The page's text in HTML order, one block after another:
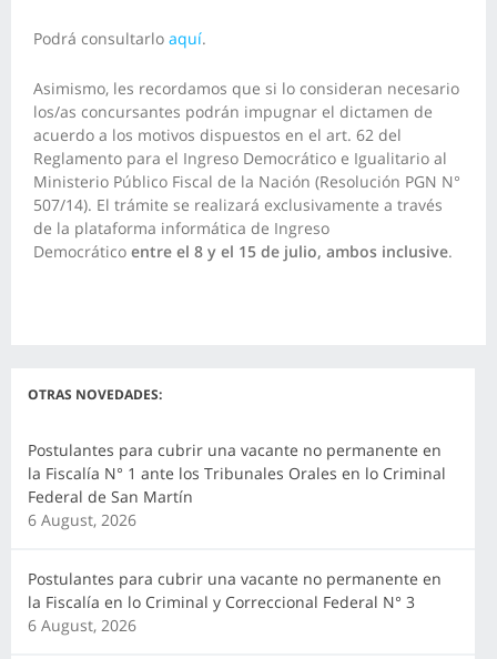
Podrá consultarlo aquí.
Asimismo, les recordamos que si lo consideran necesario
los/as concursantes podrán impugnar el dictamen de
acuerdo a los motivos dispuestos en el art. 62 del
Reglamento para el Ingreso Democrático e Igualitario al
Ministerio Público Fiscal de la Nación (Resolución PGN N°
507/14). El trámite se realizará exclusivamente a través
de la plataforma informática de Ingreso
Democrático entre el 8 y el 15 de julio, ambos inclusive.
OTRAS NOVEDADES:
Postulantes para cubrir una vacante no permanente en
la Fiscalía N° 1 ante los Tribunales Orales en lo Criminal
Federal de San Martín
6 August, 2026
Postulantes para cubrir una vacante no permanente en
la Fiscalía en lo Criminal y Correccional Federal N° 3
6 August, 2026